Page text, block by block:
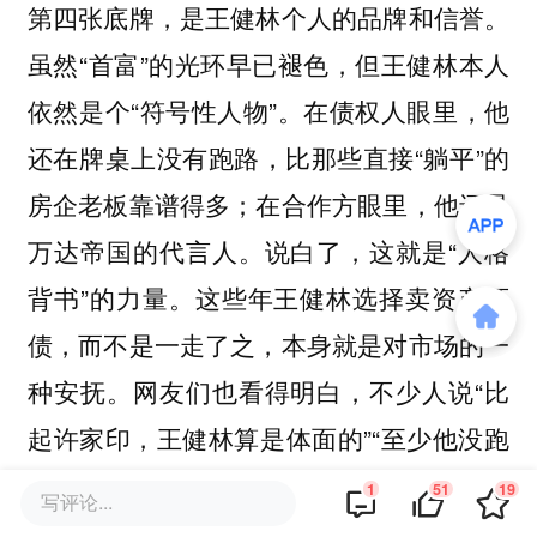
第四张底牌，是王健林个人的品牌和信誉。
虽然“首富”的光环早已褪色，但王健林本人
依然是个“符号性人物”。在债权人眼里，他
还在牌桌上没有跑路，比那些直接“躺平”的
房企老板靠谱得多；在合作方眼里，他还是
万达帝国的代言人。说白了，这就是“人格
背书”的力量。这些年王健林选择卖资产还
债，而不是一走了之，本身就是对市场的一
种安抚。网友们也看得明白，不少人说“比
起许家印，王健林算是体面的”“至少他没跑
路，还在卖资产还债”。可这张牌如今也在
写评论... 1 51 19